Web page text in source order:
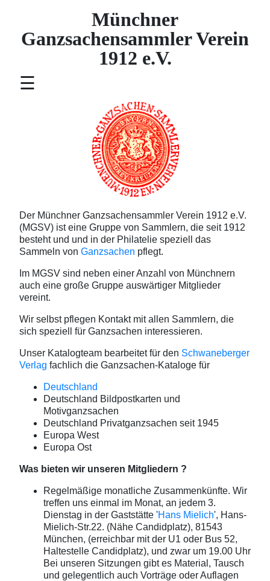
Home
Aufnahmeantrag
Jubiläumsausstellung
Presseveröffentlichungen
Impressum / Datenschutz
Münchner
Ganzsachensammler Verein
1912 e.V.
☰
Der Münchner Ganzsachensammler Verein 1912 e.V.
(MGSV) ist eine Gruppe von Sammlern, die seit 1912
besteht und und in der Philatelie speziell das
Sammeln von Ganzsachen pflegt.
Im MGSV sind neben einer Anzahl von Münchnern
auch eine große Gruppe auswärtiger Mitglieder
vereint.
Wir selbst pflegen Kontakt mit allen Sammlern, die
sich speziell für Ganzsachen interessieren.
Unser Katalogteam bearbeitet für den Schwaneberger
Verlag fachlich die Ganzsachen-Kataloge für
Deutschland
Deutschland Bildpostkarten und
Motivganzsachen
Deutschland Privatganzsachen seit 1945
Europa West
Europa Ost
Was bieten wir unseren Mitgliedern ?
Regelmäßige monatliche Zusammenkünfte. Wir
treffen uns einmal im Monat, an jedem 3.
Dienstag in der Gaststätte 'Hans Mielich', Hans-
Mielich-Str.22. (Nähe Candidplatz), 81543
München, (erreichbar mit der U1 oder Bus 52,
Haltestelle Candidplatz), und zwar um 19.00 Uhr
Bei unseren Sitzungen gibt es Material, Tausch
und gelegentlich auch Vorträge oder Auflagen